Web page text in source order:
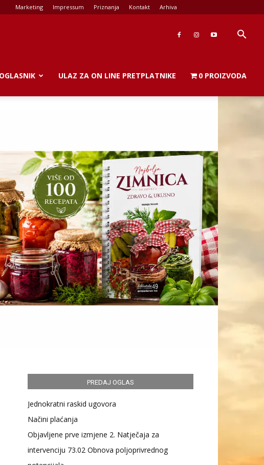
Marketing Impressum Priznanja Kontakt Arhiva
OGLASNIK ULAZ ZA ON LINE PRETPLATNIKE 0 PROIZVODA
PREDAJ OGLAS
Jednokratni raskid ugovora
Načini plaćanja
Objavljene prve izmjene 2. Natječaja za
intervenciju 73.02 Obnova poljoprivrednog